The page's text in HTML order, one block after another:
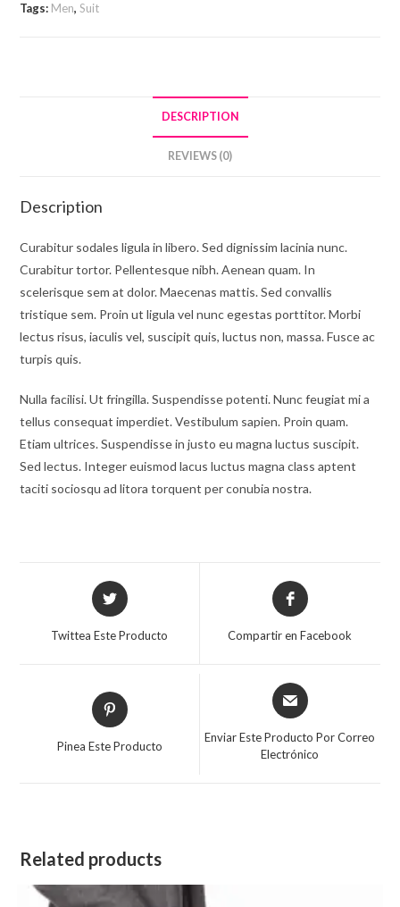
Tags: Men,Suit
DESCRIPTION
REVIEWS (0)
Description
Curabitur sodales ligula in libero. Sed dignissim lacinia nunc.
Curabitur tortor. Pellentesque nibh. Aenean quam. In
scelerisque sem at dolor. Maecenas mattis. Sed convallis
tristique sem. Proin ut ligula vel nunc egestas porttitor. Morbi
lectus risus, iaculis vel, suscipit quis, luctus non, massa. Fusce ac
turpis quis.
Nulla facilisi. Ut fringilla. Suspendisse potenti. Nunc feugiat mi a
tellus consequat imperdiet. Vestibulum sapien. Proin quam.
Etiam ultrices. Suspendisse in justo eu magna luctus suscipit.
Sed lectus. Integer euismod lacus luctus magna class aptent
taciti sociosqu ad litora torquent per conubia nostra.
Se
abre
Twittea Este Producto
Se
abre
ventana
Compartir en Facebook
Se
abre
Pinea Este Producto
Se
abre
una
Enviar Este Producto Por Correo
Electrónico
Related products